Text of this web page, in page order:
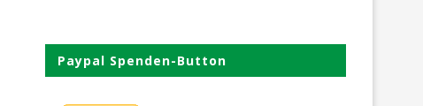
Paypal Spenden-Button